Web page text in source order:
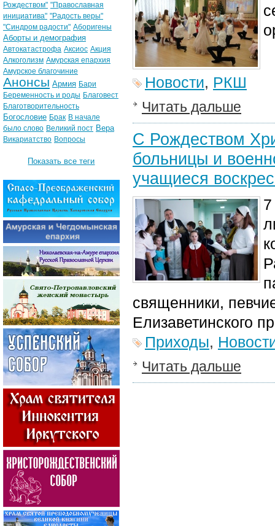
Новости, РКШ
Читать дальше
С Рождеством
больницы и
учащиеся
священники,
Елизаветинского
Приходы,
Читать дальше
Рождеством" "Православная
инициатива" "Радость веры"
"Синдром радости" Аборигены
Аборты и демография
Автокатастрофа Аксиос Акция
Алкоголизм Амурская епархия
Амурское благочиние
Анонсы Армия Бари
Беременность и роды Благовест
Благотворительность
Богословие Брак В начале
было слово Великий пост Вера
Викариатство Вопросы
Показать все теги